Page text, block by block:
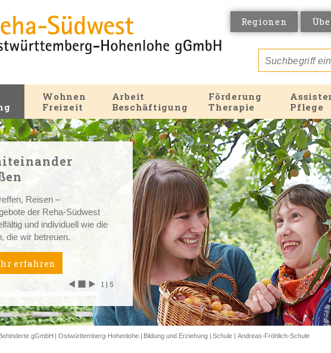
Regionen
Wohnen
Freizeit
Arbeit
Beschäftigung
Förderung
Therapie
Pflege
Reisen –
der Reha-Südwest
und individuell wie die
die wir betreuen.
erfahren
◀ ◼ ▶ 1| 5
◀ ◼ ▶ 1| 5
◀ ◼ ▶ 1| 5
◀ ◼ ▶ 1| 5
◀ ◼ ▶ 1| 5
gGmbH Ostwürttemberg-Hohenlohe Bildung und Erziehung Schule Andreas-Fröhlich-Schule